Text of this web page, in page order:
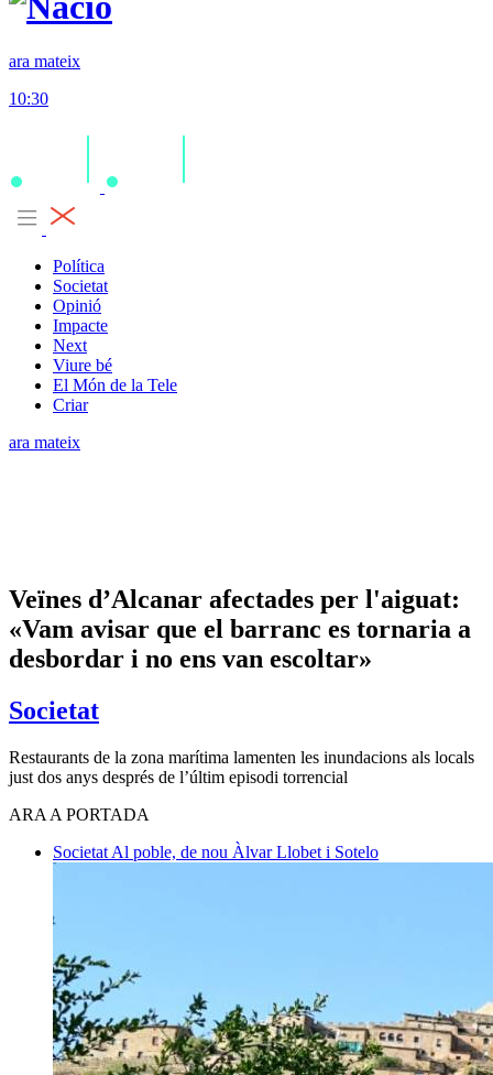
ara mateix
10:30
Política
Societat
Opinió
Impacte
Next
Viure bé
El Món de la Tele
Criar
ara mateix
Veïnes d’Alcanar afectades per l'aiguat:
«Vam avisar que el barranc es tornaria a
desbordar i no ens van escoltar»
Societat
Restaurants de la zona marítima lamenten les inundacions als locals
just dos anys després de l’últim episodi torrencial
ARA A PORTADA
Societat Al poble, de nou Àlvar Llobet i Sotelo